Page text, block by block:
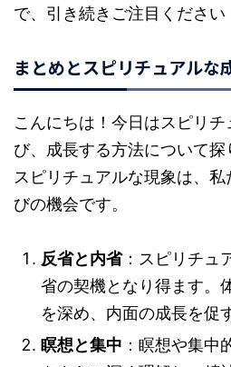
で、引き続きご注目ください
まとめとスピリチュアルな
こんにちは！今日はスピリ
び、成長する方法について
スピリチュアルな現象は、
びの機会です。
反省と内省：スピリチュ
省の契機となり得ます。
を深め、内面の成長を促
瞑想と集中 ：瞑想や集中